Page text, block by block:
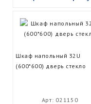
Шкаф напольный 32U
(600*600) дверь стекло
Арт: 021150